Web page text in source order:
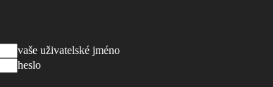
vaše uživatelské jméno
heslo